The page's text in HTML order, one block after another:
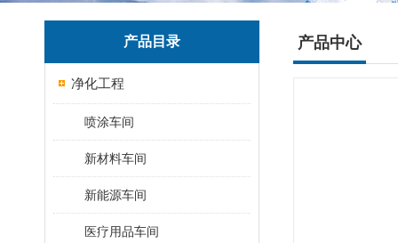
产品目录
净化工程
喷涂车间
新材料车间
新能源车间
医疗用品车间
产品中心